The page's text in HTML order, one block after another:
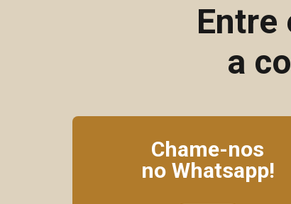
Entre
a
Chame-nos
no Whatsapp!